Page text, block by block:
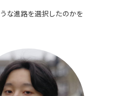
な進路を選択したのかを